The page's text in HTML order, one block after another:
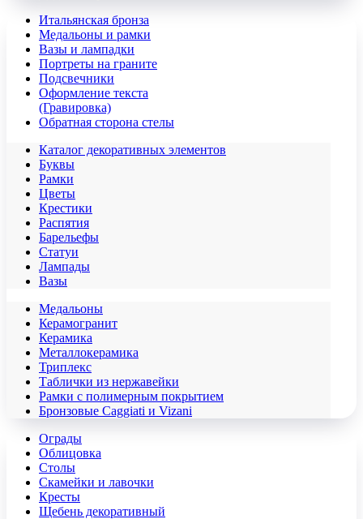
Итальянская бронза
Медальоны и рамки
Вазы и лампадки
Портреты на граните
Подсвечники
Оформление текста
(Гравировка)
Обратная сторона стелы
Каталог декоративных элементов
Буквы
Рамки
Цветы
Крестики
Распятия
Барельефы
Статуи
Лампады
Вазы
Медальоны
Керамогранит
Керамика
Металлокерамика
Триплекс
Таблички из нержавейки
Рамки с полимерным покрытием
Бронзовые Caggiati и Vizani
Ограды
Облицовка
Столы
Скамейки и лавочки
Кресты
Щебень декоративный